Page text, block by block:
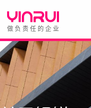
做负责任的企业